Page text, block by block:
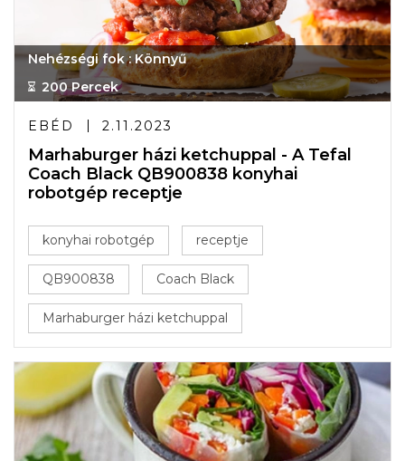
Nehézségi fok : Könnyű
200 Percek
EBÉD 2.11.2023
Marhaburger házi ketchuppal - A Tefal
Coach Black QB900838 konyhai
robotgép receptje
konyhai robotgép receptje
QB900838 Coach Black
Marhaburger házi ketchuppal